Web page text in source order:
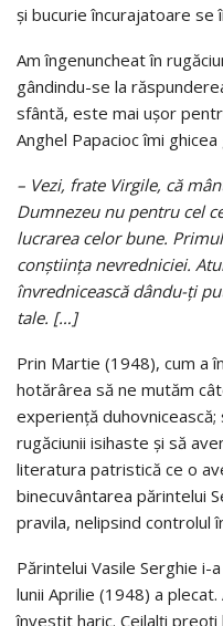
şi bucurie încurajatoare se
Am îngenuncheat în
gândindu-se la
sfântă, este mai uşor
Anghel Papacioc îmi ghicea
– Vezi, frate Virgile, că
Dumnezeu nu pentru cel
lucrarea celor bune.
conştiinţa nevredniciei.
învrednicească dându-ţi
tale. […]
Prin Martie (1948), cum a
hotărârea să ne mutăm
experienţă
rugăciunii isihaste şi să
literatura patristică ce o
binecuvântarea părintelui
pravila, nelipsind controlul
Părintelui Vasile Serghie i-
lunii Aprilie (1948) a
învestit haric. Ceilalţi